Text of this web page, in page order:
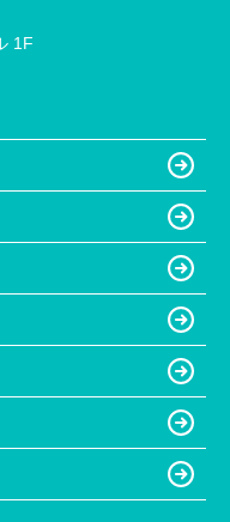
1F